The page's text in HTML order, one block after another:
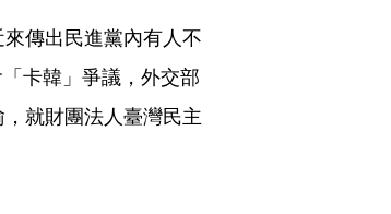
傳出民進黨內有人不
卡韓」爭議，外交部
就財團法人臺灣民主